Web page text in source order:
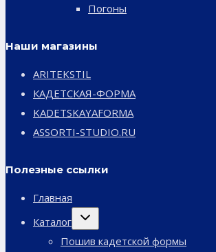
Погоны
Наши магазины
ARITEKSTIL
КАДЕТСКАЯ-ФОРМА
KADETSKAYAFORMA
ASSORTI-STUDIO.RU
Полезные ссылки
Главная
Каталог
Переключить
Пошив кадетской формы